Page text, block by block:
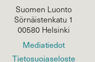
Suomen Luonto
Sörnäistenkatu 1
00580 Helsinki
Mediatiedot
Tietosuojaseloste